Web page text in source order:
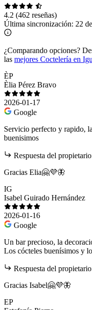
4.2 (462 reseñas)
Última sincronización: 22
¿Comparando opciones?
las mejores Coctelería en
ÈP
Èlia Pérez Bravo
2026-01-17
Google
Servicio perfecto y rapido,
buenisimos
Respuesta del
Gracias Elia🤗💜🦋
IG
Isabel Guirado Hernández
2026-01-16
Google
Un bar precioso, la
Los cócteles buenísimos y
Respuesta del
Gracias Isabel🤗💜🦋
EP